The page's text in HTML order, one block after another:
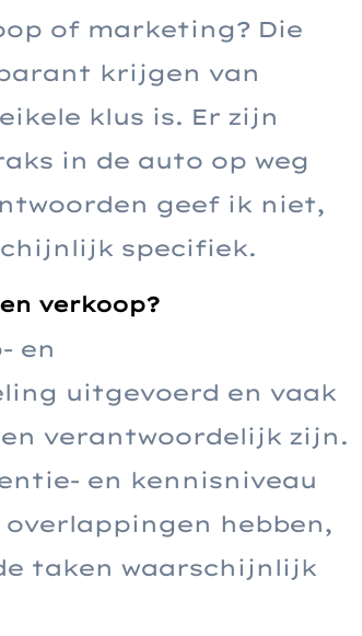
of marketing? Die
krijgen van
klus is. Er zijn
in de auto op weg
geef ik niet,
specifiek.
verkoop?
en
uitgevoerd en vaak
verantwoordelijk zijn.
en kennisniveau
hebben,
taken waarschijnlijk